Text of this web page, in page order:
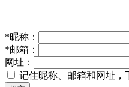
*昵称：
*邮箱：
网址：
记住昵称、邮箱和网址，